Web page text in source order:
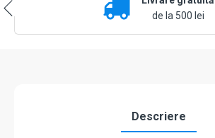
de la 500 lei
Descriere